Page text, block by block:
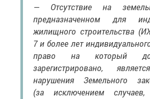
— Отсутствие на
предназначенном для
жилищного строительства
7 и более лет
право на который
зарегистрировано,
нарушения Земельного
(за исключением